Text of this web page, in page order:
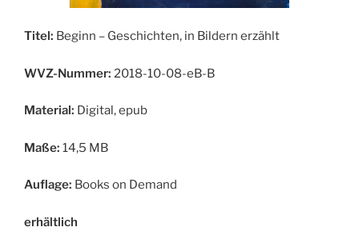
Titel: Beginn – Geschichten, in Bildern erzählt
WVZ-Nummer: 2018-10-08-eB-B
Material: Digital, epub
Maße: 14,5 MB
Auflage: Books on Demand
erhältlich